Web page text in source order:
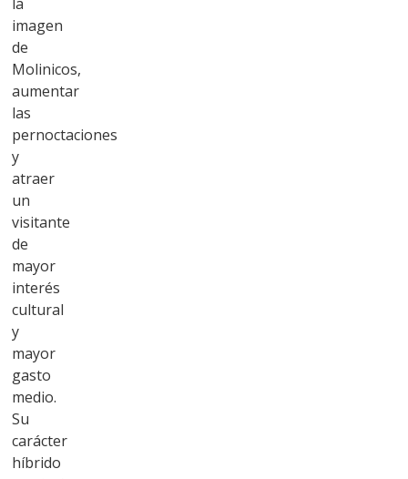
imagen
de
Molinicos,
aumentar
las
pernoctaciones
y
atraer
un
visitante
de
mayor
interés
cultural
y
mayor
gasto
medio.
Su
carácter
híbrido